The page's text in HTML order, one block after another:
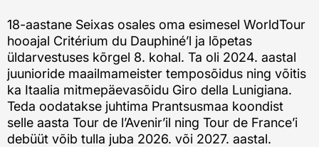
18-aastane Seixas osales oma esimesel WorldTour
hooajal Critérium du Dauphiné’l ja lõpetas
üldarvestuses kõrgel 8. kohal. Ta oli 2024. aastal
juunioride maailmameister temposõidus ning võitis
ka Itaalia mitmepäevasõidu Giro della Lunigiana.
Teda oodatakse juhtima Prantsusmaa koondist
selle aasta Tour de l’Avenir’il ning Tour de France’i
debüüt võib tulla juba 2026. või 2027. aastal.